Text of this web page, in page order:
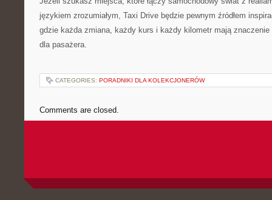
językiem zrozumiałym, Taxi Drive będzie pewnym źródłem
gdzie każda zmiana, każdy kurs i każdy kilometr mają
dla pasażera.
CATEGORIES: PORADNIKI DLA KOLEKCJONERÓW
Comments are closed.